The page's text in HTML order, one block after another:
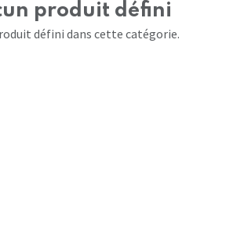
produit défini
défini dans cette catégorie.